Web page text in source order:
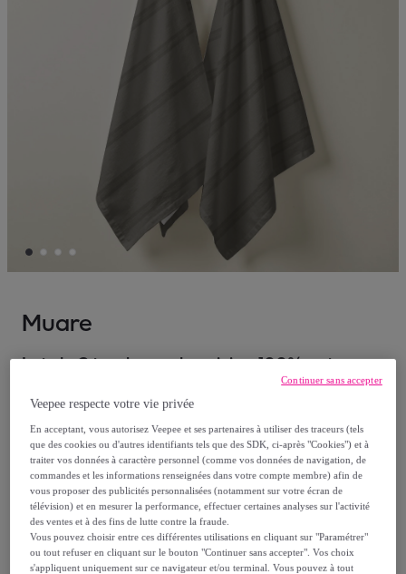
Muare
Lot de 2 torchons de cuisine 100% coton
Modèle : 44x60 cm
12,99 €
29, 95 €
-56%
Vendu parMuaré
Veepee respecte votre vie privée
En acceptant, vous autorisez Veepee et ses partenaires à utiliser des traceurs (tels
que des cookies ou d'autres identifiants tels que des SDK, ci-après "Cookies") et à
traiter vos données à caractère personnel (comme vos données de navigation, de
commandes et les informations renseignées dans votre compte membre) afin de
vous proposer des publicités personnalisées (notamment sur votre écran de
télévision) et en mesurer la performance, effectuer certaines analyses sur l'activité
des ventes et à des fins de lutte contre la fraude.
Vous pouvez choisir entre ces différentes utilisations en cliquant sur "Paramétrer"
ou tout refuser en cliquant sur le bouton "Continuer sans accepter". Vos choix
s'appliquent uniquement sur ce navigateur et/ou terminal. Vous pouvez à tout
Continuer sans accepter